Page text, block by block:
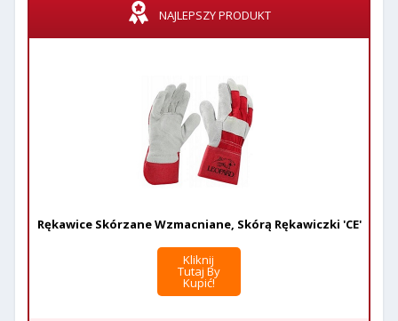
NAJLEPSZY PRODUKT
Rękawice Skórzane Wzmacniane, Skórą Rękawiczki 'CE'
Kliknij
Tutaj By
Kupić!